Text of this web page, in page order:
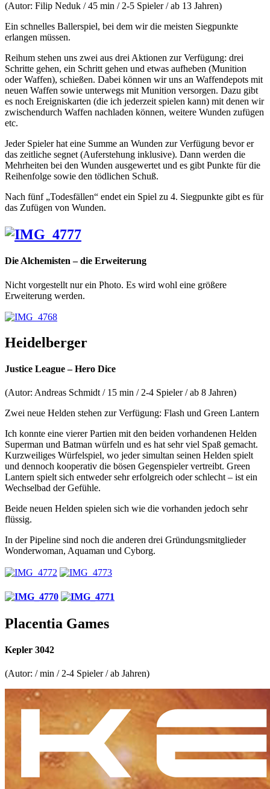
(Autor: Filip Neduk / 45 min / 2-5 Spieler / ab 13 Jahren)
Ein schnelles Ballerspiel, bei dem wir die meisten Siegpunkte
erlangen müssen.
Reihum stehen uns zwei aus drei Aktionen zur Verfügung: drei
Schritte gehen, ein Schritt gehen und etwas aufheben (Munition
oder Waffen), schießen. Dabei können wir uns an Waffendepots mit
neuen Waffen sowie unterwegs mit Munition versorgen. Dazu gibt
es noch Ereigniskarten (die ich jederzeit spielen kann) mit denen wir
zwischendurch Waffen nachladen können, weitere Wunden zufügen
etc.
Jeder Spieler hat eine Summe an Wunden zur Verfügung bevor er
das zeitliche segnet (Auferstehung inklusive). Dann werden die
Mehrheiten bei den Wunden ausgewertet und es gibt Punkte für die
Reihenfolge sowie den tödlichen Schuß.
Nach fünf „Todesfällen“ endet ein Spiel zu 4. Siegpunkte gibt es für
das Zufügen von Wunden.
Die Alchemisten – die Erweiterung
Nicht vorgestellt nur ein Photo. Es wird wohl eine größere
Erweiterung werden.
Heidelberger
Justice League – Hero Dice
(Autor: Andreas Schmidt / 15 min / 2-4 Spieler / ab 8 Jahren)
Zwei neue Helden stehen zur Verfügung: Flash und Green Lantern
Ich konnte eine vierer Partien mit den beiden vorhandenen Helden
Superman und Batman würfeln und es hat sehr viel Spaß gemacht.
Kurzweiliges Würfelspiel, wo jeder simultan seinen Helden spielt
und dennoch kooperativ die bösen Gegenspieler vertreibt. Green
Lantern spielt sich entweder sehr erfolgreich oder schlecht – ist ein
Wechselbad der Gefühle.
Beide neuen Helden spielen sich wie die vorhanden jedoch sehr
flüssig.
In der Pipeline sind noch die anderen drei Gründungsmitglieder
Wonderwoman, Aquaman und Cyborg.
Placentia Games
Kepler 3042
(Autor: / min / 2-4 Spieler / ab Jahren)